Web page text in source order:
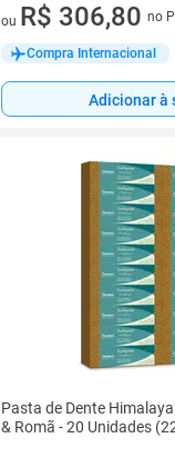
7 vez de R$ 43,83 sem juros
ou R$ 306,80 no
Compra Internacional
Adicionar à
Pasta de Dente
& Romã - 20 Unidades